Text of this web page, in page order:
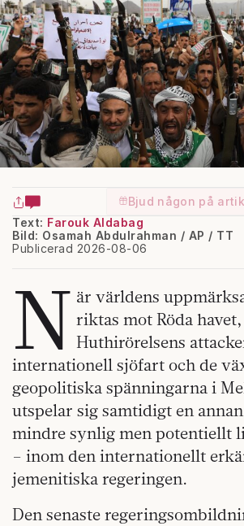
Bjud någon på
Text: Farouk Aldabag
Publicerad 2026-08-06
Bild: Osamah Abdulrahman / AP / TT
N är världens
riktas mot Röda havet,
Huthirörelsens
internationell sjöfart och de
geopolitiska spänningarna i
utspelar sig samtidigt en
mindre synlig men potentiellt
– inom den internationellt
jemenitiska regeringen.
Den senaste